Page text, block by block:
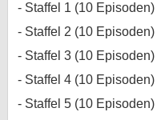
Staffel 1 (10 Episoden)
Staffel 2 (10 Episoden)
Staffel 3 (10 Episoden)
Staffel 4 (10 Episoden)
Staffel 5 (10 Episoden)